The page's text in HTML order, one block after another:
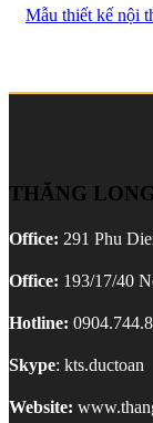
Mẫu thiết kế nội
THĂNG
Office: 291 Phu
Office: 193/17/40
Hotline:
Skype: kts.ductoan
Website: